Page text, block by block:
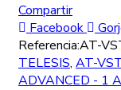
Compartir
Facebook
Referencia:AT-
TELESIS, AT-
ADVANCED - 1